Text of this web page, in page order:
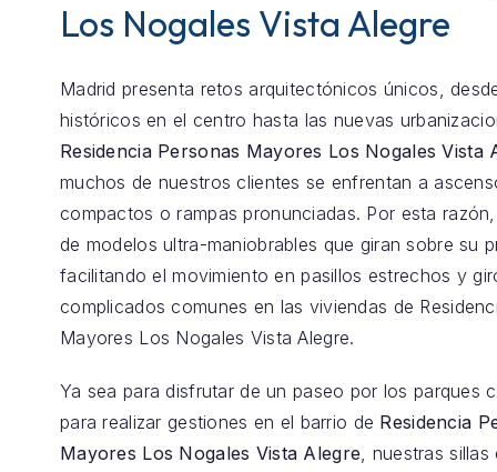
Los Nogales Vista Alegre
Madrid presenta retos arquitectónicos únicos,
históricos en el centro hasta las nuevas
Residencia Personas Mayores Los Nogales Vista
muchos de nuestros clientes se enfrentan a
compactos o rampas pronunciadas. Por esta
de modelos ultra-maniobrables que giran sobre su
facilitando el movimiento en pasillos estrechos y
complicados comunes en las viviendas de
Mayores Los Nogales Vista Alegre.
Ya sea para disfrutar de un paseo por los parques
para realizar gestiones en el barrio de Residencia
Mayores Los Nogales Vista Alegre , nuestras